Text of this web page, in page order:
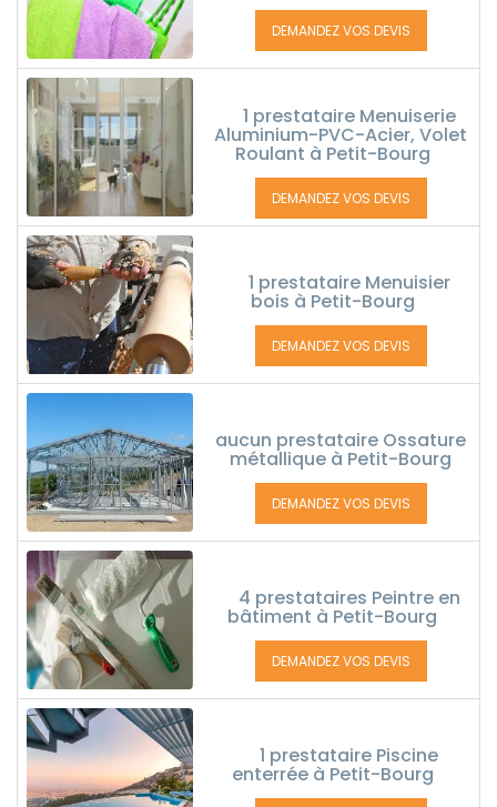
DEMANDEZ VOS DEVIS
1 prestataire Menuiserie
Aluminium-PVC-Acier, Volet
Roulant à Petit-Bourg
DEMANDEZ VOS DEVIS
1 prestataire Menuisier
bois à Petit-Bourg
DEMANDEZ VOS DEVIS
aucun prestataire Ossature
métallique à Petit-Bourg
DEMANDEZ VOS DEVIS
4 prestataires Peintre en
bâtiment à Petit-Bourg
DEMANDEZ VOS DEVIS
1 prestataire Piscine
enterrée à Petit-Bourg